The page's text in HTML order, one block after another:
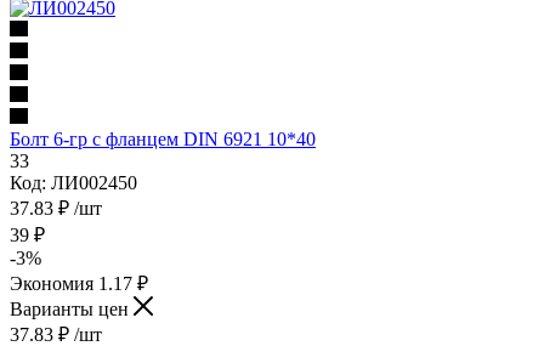
Болт 6-гр с фланцем DIN 6921 10*40
33
Код: ЛИ002450
37.83 ₽ /шт
39 ₽
-3%
Экономия 1.17 ₽
Варианты цен
37.83 ₽ /шт